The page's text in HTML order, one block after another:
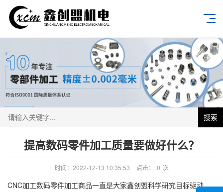
搜索
提高数码零件加工质量要做好什么？
时间：2022-12-13 10:35:53 点击： 0 次
CNC加工数码零件加工商品一直是大家鑫创盟科学研究目标驱动